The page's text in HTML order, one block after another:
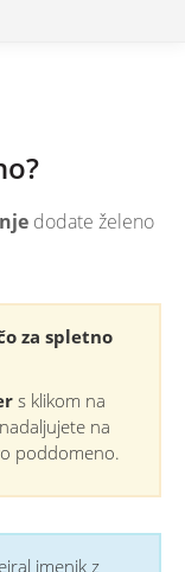
dodate želeno
za spletno
s klikom na
nadaljujete na
poddomeno.
imenik z